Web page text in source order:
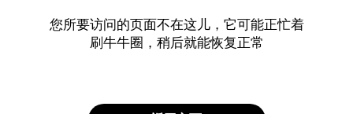
您所要访问的页面不在这儿，它可能正忙着
刷牛牛圈，稍后就能恢复正常